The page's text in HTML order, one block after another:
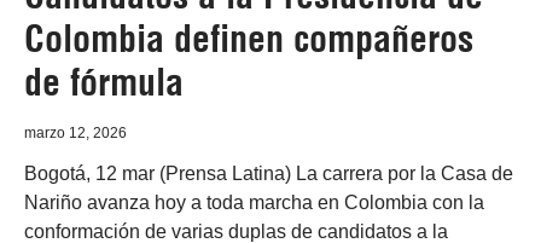
Colombia definen compañeros
de fórmula
marzo 12, 2026
Bogotá, 12 mar (Prensa Latina) La carrera por la Casa de
Nariño avanza hoy a toda marcha en Colombia con la
conformación de varias duplas de candidatos a la